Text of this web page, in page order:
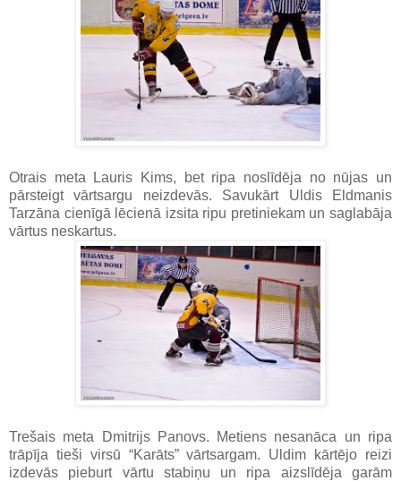
Otrais meta Lauris Kims, bet ripa noslīdēja no nūjas un
pārsteigt vārtsargu neizdevās. Savukārt Uldis Eldmanis
Tarzāna cienīgā lēcienā izsita ripu pretiniekam un saglabāja
vārtus neskartus.
Trešais meta Dmitrijs Panovs. Metiens nesanāca un ripa
trāpīja tieši virsū “Karāts” vārtsargam. Uldim kārtējo reizi
izdevās pieburt vārtu stabiņu un ripa aizslīdēja garām